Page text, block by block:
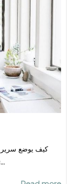
تكون في أفضل حال في يومك، عليك بنوم مريح...